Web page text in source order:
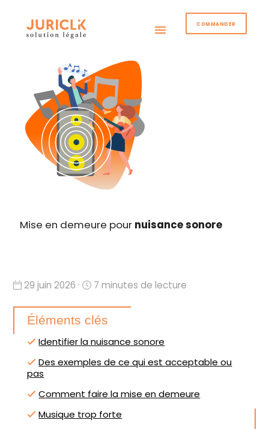
menu COMMANDER
Mise en demeure pour nuisance sonore
29 juin 2026 · 7 minutes de lecture
Éléments clés
Identifier la nuisance sonore
Des exemples de ce qui est acceptable ou
pas
Comment faire la mise en demeure
Musique trop forte